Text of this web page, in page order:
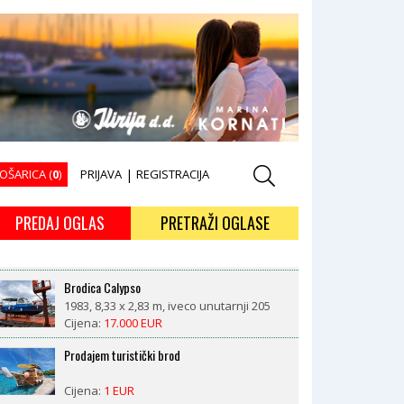
(0) PRIJAVA | REGISTRACIJA
PREDAJ OGLAS PRETRAŽI OGLASE
Brodica Calypso
1983, 8,33 x 2,83 m, iveco unutarnji 205
kW
Cijena: 17.000 EUR
Prodajem turistički brod
Cijena: 1 EUR